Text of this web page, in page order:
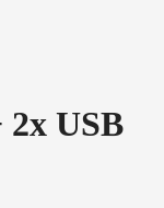
USB